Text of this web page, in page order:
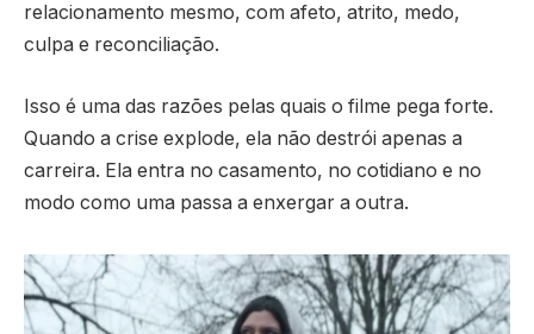
relacionamento mesmo, com afeto, atrito, medo,
culpa e reconciliação.
Isso é uma das razões pelas quais o filme pega forte.
Quando a crise explode, ela não destrói apenas a
carreira. Ela entra no casamento, no cotidiano e no
modo como uma passa a enxergar a outra.